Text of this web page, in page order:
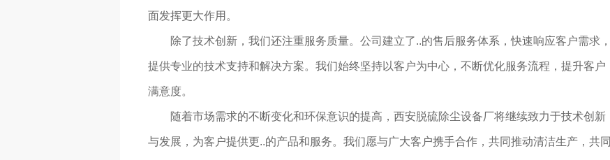
面发挥更大作用。
除了技术创新，我们还注重服务质量。公司建立了..的售后服务体系，快速响应客户需求，
提供专业的技术支持和解决方案。我们始终坚持以客户为中心，不断优化服务流程，提升客户
满意度。
随着市场需求的不断变化和环保意识的提高，西安脱硫除尘设备厂将继续致力于技术创新
与发展，为客户提供更..的产品和服务。我们愿与广大客户携手合作，共同推动清洁生产，共同